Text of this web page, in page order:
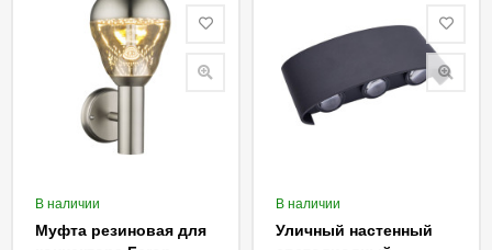
В наличии
Муфта резиновая для
В наличии
Уличный настенный